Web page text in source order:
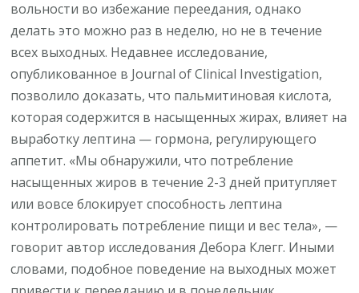
вольности во избежание переедания, однако
делать это можно раз в неделю, но не в течение
всех выходных. Недавнее исследование,
опубликованное в Journal of Clinical Investigation,
позволило доказать, что пальмитиновая кислота,
которая содержится в насыщенных жирах, влияет на
выработку лептина — гормона, регулирующего
аппетит. «Мы обнаружили, что потребление
насыщенных жиров в течение 2-3 дней притупляет
или вовсе блокирует способность лептина
контролировать потребление пищи и вес тела», —
говорит автор исследования Дебора Клегг. Иными
словами, подобное поведение на выходных может